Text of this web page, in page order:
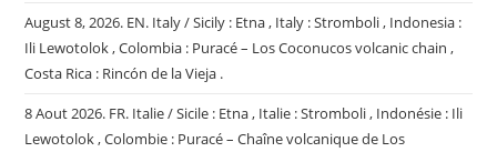
August 8, 2026. EN. Italy / Sicily : Etna , Italy : Stromboli , Indonesia :
Ili Lewotolok , Colombia : Puracé – Los Coconucos volcanic chain ,
Costa Rica : Rincón de la Vieja .
8 Aout 2026. FR. Italie / Sicile : Etna , Italie : Stromboli , Indonésie : Ili
Lewotolok , Colombie : Puracé – Chaîne volcanique de Los